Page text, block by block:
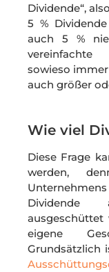
Dividende“,
5 %
auch 5 %
vereinfachte
sowieso
auch größer
Wie viel
Diese Frage
werden,
Dividende
ausgeschüttet
eigene
Grundsätzlich